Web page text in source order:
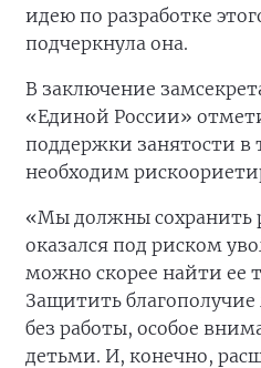
идею по разработке
подчеркнула она.
В заключение
«Единой России»
поддержки занятости в
необходим
«Мы должны сохранить
оказался под риском
можно скорее найти ее
Защитить
без работы, особое
детьми. И, конечно,